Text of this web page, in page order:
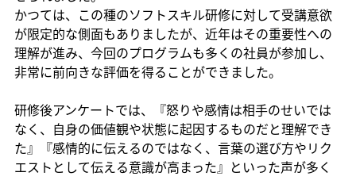
かつては、この種のソフトスキル研修に対して受講意欲
が限定的な側面もありましたが、近年はその重要性への
理解が進み、今回のプログラムも多くの社員が参加し、
非常に前向きな評価を得ることができました。
研修後アンケートでは、『怒りや感情は相手のせいでは
なく、自身の価値観や状態に起因するものだと理解でき
た』『感情的に伝えるのではなく、言葉の選び方やリク
エストとして伝える意識が高まった』といった声が多く